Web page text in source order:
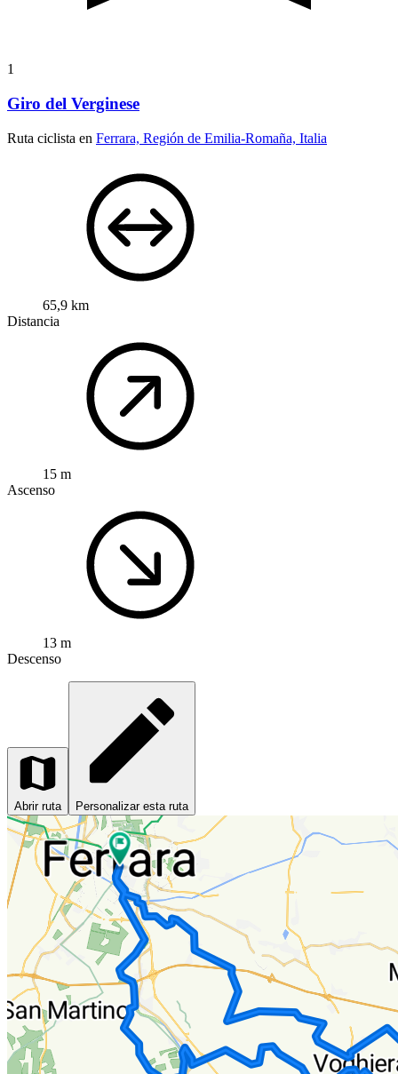
1
Giro del Verginese
Ruta ciclista en Ferrara, Región de Emilia-Romaña, Italia
65,9 km
Distancia
15 m
Ascenso
13 m
Descenso
Abrir ruta Personalizar esta ruta